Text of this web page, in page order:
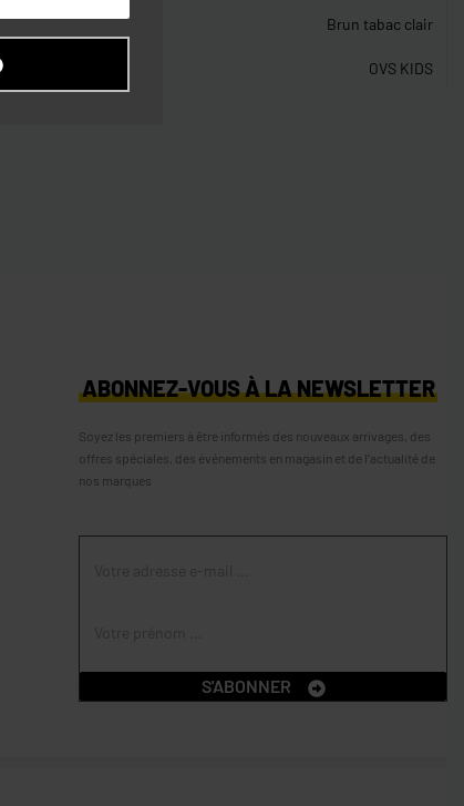
Brun tabac clair
OVS KIDS
ABONNEZ-VOUS À LA NEWSLETTER
Soyez les premiers à être informés des nouveaux arrivages, des
offres spéciales, des événements en magasin et de l’actualité de
nos marques
S'ABONNER